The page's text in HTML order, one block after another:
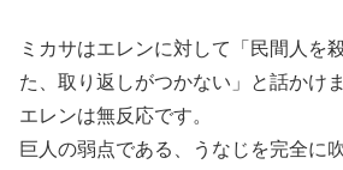
ミカサはエレンに対して「民間人を
た、取り返しがつかない」と話かけま
エレンは無反応です。
巨人の弱点である、うなじを完全に